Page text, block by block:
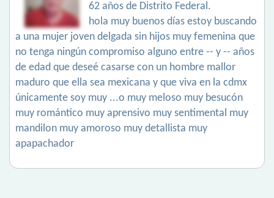
62 años de Distrito Federal.
hola muy buenos días estoy buscando
a una mujer joven delgada sin hijos muy femenina que
no tenga ningún compromiso alguno entre -- y -- años
de edad que deseé casarse con un hombre mallor
maduro que ella sea mexicana y que viva en la cdmx
únicamente soy muy ...o muy meloso muy besucón
muy romántico muy aprensivo muy sentimental muy
mandilon muy amoroso muy detallista muy
apapachador